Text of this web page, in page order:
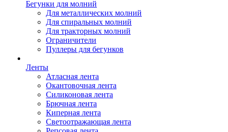
Бегунки для молний
Для металлических молний
Для спиральных молний
Для тракторных молний
Ограничители
Пуллеры для бегунков
Ленты
Атласная лента
Окантовочная лента
Силиконовая лента
Брючная лента
Киперная лента
Светоотражающая лента